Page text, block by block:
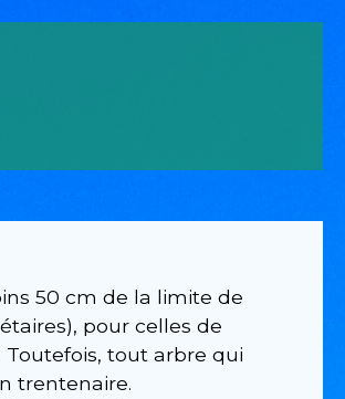
50 cm de la limite de
pour celles de
tout arbre qui
trentenaire.